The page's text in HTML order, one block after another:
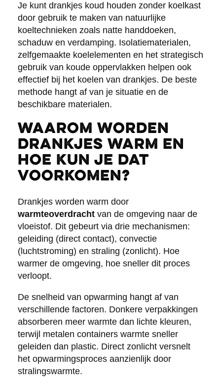
Je kunt drankjes koud houden zonder koelkast
door gebruik te maken van natuurlijke
koeltechnieken zoals natte handdoeken,
schaduw en verdamping. Isolatiematerialen,
zelfgemaakte koelelementen en het strategisch
gebruik van koude oppervlakken helpen ook
effectief bij het koelen van drankjes. De beste
methode hangt af van je situatie en de
beschikbare materialen.
Waarom worden
drankjes warm en
hoe kun je dat
voorkomen?
Drankjes worden warm door
warmteoverdrachtvan de omgeving naar de
vloeistof. Dit gebeurt via drie mechanismen:
geleiding (direct contact), convectie
(luchtstroming) en straling (zonlicht). Hoe
warmer de omgeving, hoe sneller dit proces
verloopt.
De snelheid van opwarming hangt af van
verschillende factoren. Donkere verpakkingen
absorberen meer warmte dan lichte kleuren,
terwijl metalen containers warmte sneller
geleiden dan plastic. Direct zonlicht versnelt
het opwarmingsproces aanzienlijk door
stralingswarmte.